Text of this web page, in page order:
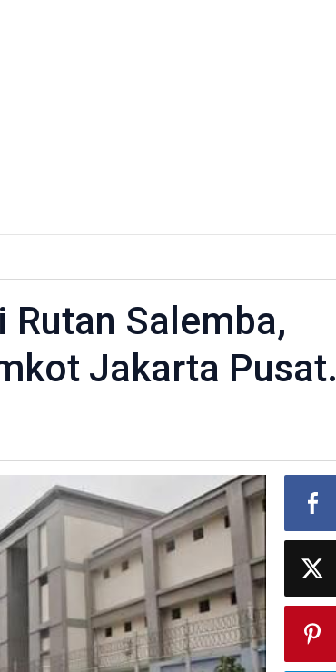
Salemba,
Jakarta Pusat.